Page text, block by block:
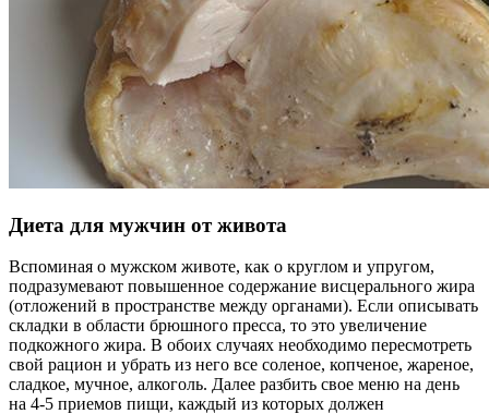
Диета для мужчин от живота
Вспоминая о мужском животе, как о круглом и упругом,
подразумевают повышенное содержание висцерального жира
(отложений в пространстве между органами). Если описывать
складки в области брюшного пресса, то это увеличение
подкожного жира. В обоих случаях необходимо пересмотреть
свой рацион и убрать из него все соленое, копченое, жареное,
сладкое, мучное, алкоголь. Далее разбить свое меню на день
на 4-5 приемов пищи, каждый из которых должен